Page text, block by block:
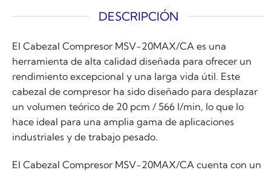
DESCRIPCIÓN
El Cabezal Compresor MSV-20MAX/CA es una
herramienta de alta calidad diseñada para ofrecer un
rendimiento excepcional y una larga vida útil. Este
cabezal de compresor ha sido diseñado para desplazar
un volumen teórico de 20 pcm / 566 l/min, lo que lo
hace ideal para una amplia gama de aplicaciones
industriales y de trabajo pesado.
El Cabezal Compresor MSV-20MAX/CA cuenta con un